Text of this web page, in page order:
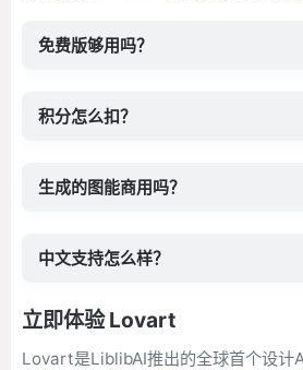
免费版够用吗？
积分怎么扣？
生成的图能商用吗？
中文支持怎么样？
立即体验 Lovart
Lovart是LiblibAI推出的全球首个设计